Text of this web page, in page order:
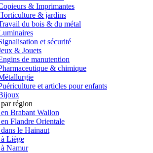
& Imprimantes
& jardins
du bois & du métal
et sécurité
& Jouets
de manutention
& chimique
et articles pour enfants
région
Brabant Wallon
Flandre Orientale
le Hainaut
à Liège
à Namur